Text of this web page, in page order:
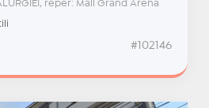
reper: Mall Grand Arena
#102146